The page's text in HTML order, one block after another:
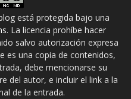
está protegida bajo una
. La licencia prohíbe hacer
salvo autorización expresa
es una copia de contenidos,
debe mencionarse su
del autor, e incluir el link a la
de la entrada.